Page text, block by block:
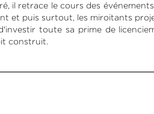
il retrace le cours des
et puis surtout, les miroitants
toute sa prime de
construit.